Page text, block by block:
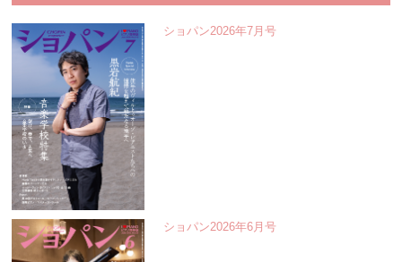
ショパン2026年7月号
ショパン2026年6月号